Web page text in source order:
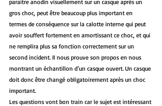
paraitre anodin visuellement sur un casque après un
gros choc, peut être beaucoup plus important en
termes de conséquence sur la calotte interne qui peut
avoir souffert fortement en amortissant ce choc, et qui
ne remplira plus sa fonction correctement sur un
second incident. Il nous prouve son propos en nous
montrant un échantillon d’un casque ouvert. Un casque
doit donc être changé obligatoirement après un choc
important.
Les questions vont bon train car le sujet est intéressant